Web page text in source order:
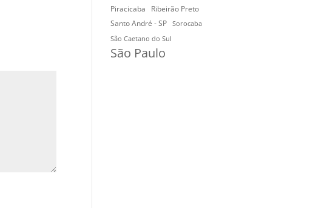
Piracicaba
Ribeirão Preto
Santo André - SP
Sorocaba
São Caetano do Sul
São Paulo